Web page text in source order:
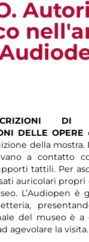
DELLE OPERE
della mostra.
a contatto
tattili. Per
auricolari
L’Audiopen è
del museo è a
agevolare la visita.